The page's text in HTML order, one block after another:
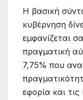
Η βασική
κυβέρνηση
εμφανίζεται
πραγματική
7,75% που
εφορία και